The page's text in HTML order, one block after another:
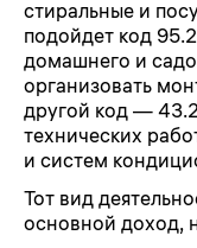
стиральные и
подойдет код
домашнего и
организовать
другой код —
технических
и систем
Тот вид
основной доход,